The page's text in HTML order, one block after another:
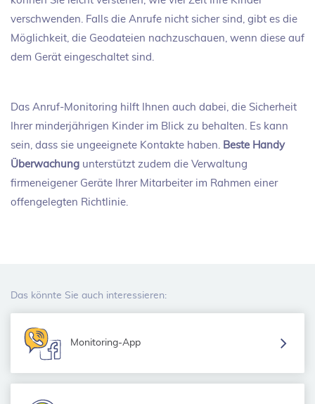
verschwenden. Falls die Anrufe nicht sicher sind, gibt es die
Möglichkeit, die Geodateien nachzuschauen, wenn diese auf
dem Gerät eingeschaltet sind.
Das Anruf-Monitoring hilft Ihnen auch dabei, die Sicherheit
Ihrer minderjährigen Kinder im Blick zu behalten. Es kann
sein, dass sie ungeeignete Kontakte haben. Beste Handy
Überwachung unterstützt zudem die Verwaltung
firmeneigener Geräte Ihrer Mitarbeiter im Rahmen einer
offengelegten Richtlinie.
Das könnte Sie auch interessieren:
Monitoring-App